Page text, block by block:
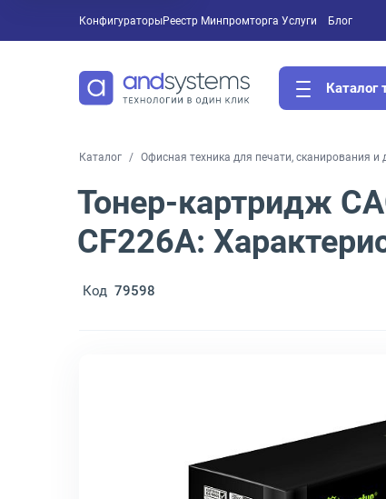
Конфигураторы Услуги
Реестр Минпромторга Блог
Каталог
Каталог Офисная техника для печати, сканирования и
Тонер-картридж
CF226A:
Код 79598